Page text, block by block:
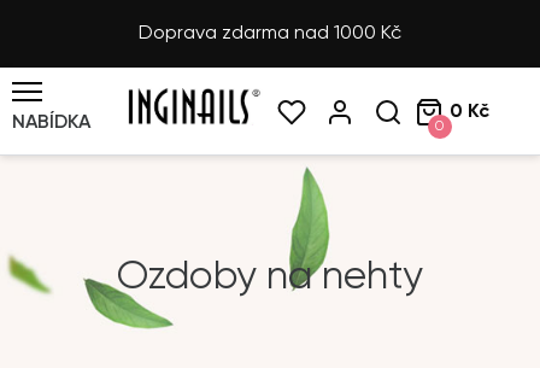
Doprava zdarma nad 1000 Kč
NABÍDKA 0
0 Kč
Ozdoby na nehty